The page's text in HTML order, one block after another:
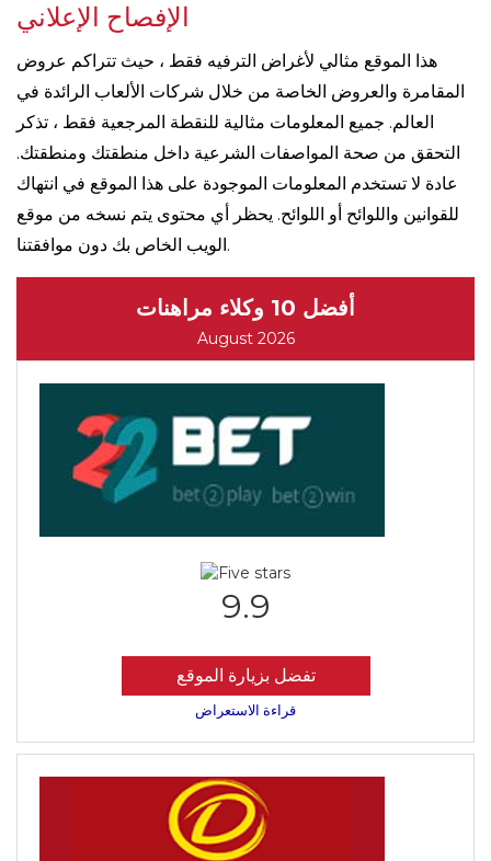
الإفصاح الإعلاني
هذا الموقع مثالي لأغراض الترفيه فقط ، حيث تتراكم عروض
المقامرة والعروض الخاصة من خلال شركات الألعاب الرائدة في
العالم. جميع المعلومات مثالية للنقطة المرجعية فقط ، تذكر
التحقق من صحة المواصفات الشرعية داخل منطقتك ومنطقتك.
عادة لا تستخدم المعلومات الموجودة على هذا الموقع في انتهاك
للقوانين واللوائح أو اللوائح. يحظر أي محتوى يتم نسخه من موقع
الويب الخاص بك دون موافقتنا.
أفضل 10 وكلاء مراهنات
August 2026
9.9
تفضل بزيارة الموقع
قراءة الاستعراض